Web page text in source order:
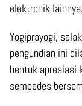
elektronik lainnya.
Yogiprayogi,
pengundian ini
bentuk apresiasi
sempedes